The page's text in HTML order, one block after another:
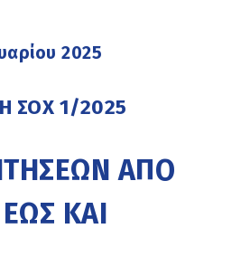
2025
ΣΟΧ 1/2025
ΑΠΟ
ΚΑΙ